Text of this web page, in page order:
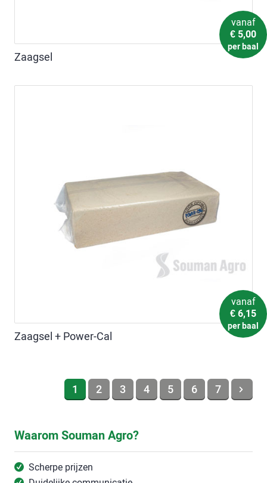
vanaf
€ 5,00
per baal
Zaagsel
vanaf
€ 6,15
per baal
Zaagsel + Power-Cal
1 2 3 4 5 6 7
Waarom Souman Agro?
Scherpe prijzen